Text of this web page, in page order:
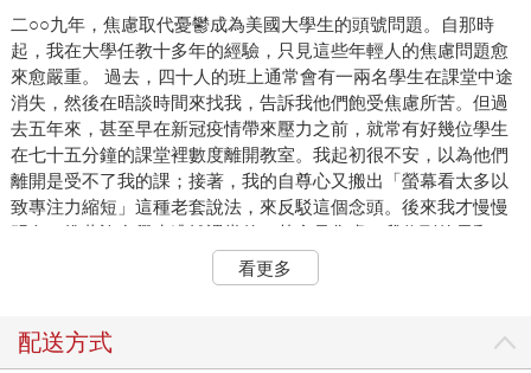
二○○九年，焦慮取代憂鬱成為美國大學生的頭號問題。自那時
起，我在大學任教十多年的經驗，只見這些年輕人的焦慮問題愈
來愈嚴重。 過去，四十人的班上通常會有一兩名學生在課堂中途
消失，然後在晤談時間來找我，告訴我他們飽受焦慮所苦。但過
去五年來，甚至早在新冠疫情帶來壓力之前，就常有好幾位學生
在七十五分鐘的課堂裡數度離開教室。我起初很不安，以為他們
離開是受不了我的課；接著，我的自尊心又搬出「螢幕看太多以
致專注力縮短」這種老套說法，來反駁這個念頭。後來我才慢慢
明白，推著許多學生逃離課堂的，其實是焦慮。我收到的電郵，
以及和學生面對面晤談社交焦慮與個人焦慮的次數，比以往任何
時候更多。有些學生告訴我，他們正在接受心理治療或服藥；有
Services）提出申請，並獲准正式的學習調整；還有一些學生則
看更多
配送方式